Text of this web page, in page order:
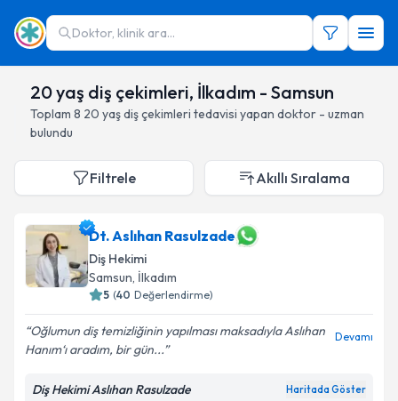
Doktor, klinik ara...
20 yaş diş çekimleri, İlkadım - Samsun
Toplam 8 20 yaş diş çekimleri tedavisi yapan doktor - uzman
bulundu
Filtrele Akıllı Sıralama
Dt. Aslıhan Rasulzade
Diş Hekimi
Samsun, İlkadım
5 (40 Değerlendirme)
Oğlumun diş temizliğinin yapılması maksadıyla Aslıhan
Hanım‘ı aradım, bir gün...
Devamı
Diş Hekimi Aslıhan Rasulzade Haritada Göster